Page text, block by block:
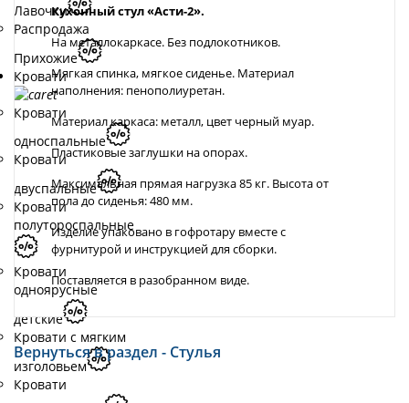
Лавочки
Распродажа
Прихожие
Кровати
Кровати
односпальные
Кровати
двуспальные
Кровати
полутороспальные
Кровати
одноярусные
детские
Кровати с мягким
изголовьем
Кровати
Кухонный стул «Асти-2».
На металлокаркасе. Без подлокотников.
Мягкая спинка, мягкое сиденье. Материал
наполнения: пенополиуретан.
Материал каркаса: металл, цвет черный муар.
Пластиковые заглушки на опорах.
Максимальная прямая нагрузка 85 кг. Высота от
пола до сиденья: 480 мм.
Изделие упаковано в гофротару вместе с
фурнитурой и инструкцией для сборки.
Поставляется в разобранном виде.
Вернуться в раздел - Стулья